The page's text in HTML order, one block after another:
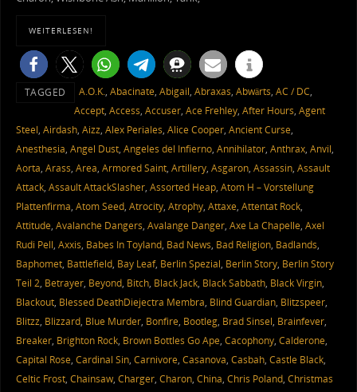
WEITERLESEN!
TAGGED A.O.K., Abacinate, Abigail, Abraxas, Abwärts, AC / DC,
Accept, Access, Accuser, Ace Frehley, After Hours, Agent
Steel, Airdash, Aizz, Alex Periales, Alice Cooper, Ancient Curse,
Anesthesia, Angel Dust, Angeles del Infierno, Annihilator, Anthrax, Anvil,
Aorta, Arass, Area, Armored Saint, Artillery, Asgaron, Assassin, Assault
Attack, Assault AttackSlasher, Assorted Heap, Atom H – Vorstellung
Plattenfirma, Atom Seed, Atrocity, Atrophy, Attaxe, Attentat Rock,
Attitude, Avalanche Dangers, Avalange Danger, Axe La Chapelle, Axel
Rudi Pell, Axxis, Babes In Toyland, Bad News, Bad Religion, Badlands,
Baphomet, Battlefield, Bay Leaf, Berlin Spezial, Berlin Story, Berlin Story
Teil 2, Betrayer, Beyond, Bitch, Black Jack, Black Sabbath, Black Virgin,
Blackout, Blessed DeathDiejectra Membra, Blind Guardian, Blitzspeer,
Blitzz, Blizzard, Blue Murder, Bonfire, Bootleg, Brad Sinsel, Brainfever,
Breaker, Brighton Rock, Brown Bottles Go Ape, Cacophony, Calderone,
Capital Rose, Cardinal Sin, Carnivore, Casanova, Casbah, Castle Black,
Celtic Frost, Chainsaw, Charger, Charon, China, Chris Poland, Christmas